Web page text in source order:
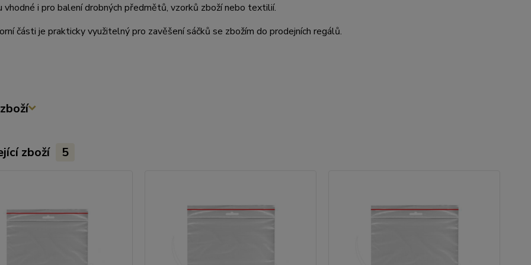
vhodné i pro balení drobných předmětů, vzorků zboží nebo textilií.
části je prakticky využitelný pro zavěšení sáčků se zbožím do prodejních regálů.
zboží 5